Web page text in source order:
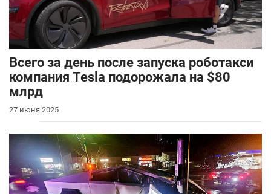
Всего за день после запуска роботакси
компания Tesla подорожала на $80
млрд
27 июня 2025